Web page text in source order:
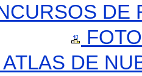
DE
ATLAS DE